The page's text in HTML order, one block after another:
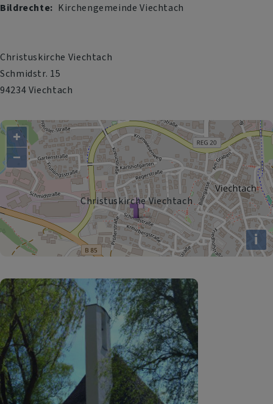
Bildrechte Kirchengemeinde Viechtach
Christuskirche Viechtach
Schmidstr. 15
94234 Viechtach
Christuskirche Viechtach
+
−
i